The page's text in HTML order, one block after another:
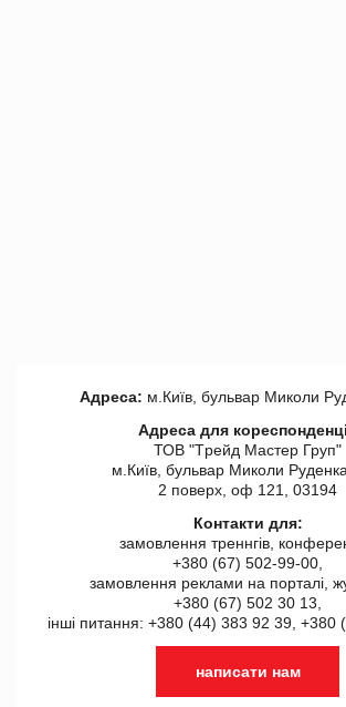
Адреса: м.Київ, бульвар Миколи
Адреса для
ТОВ "Tрейд Мастер Груп"
м.Київ, бульвар Миколи
2 поверх, оф 121, 03194
Контакти для:
замовлення треннгів,
+380 (67) 502-99-00,
замовлення реклами на порталі,
+380 (67) 502 30 13,
інші питання: +380 (44) 383 92 39, +380
написати нам